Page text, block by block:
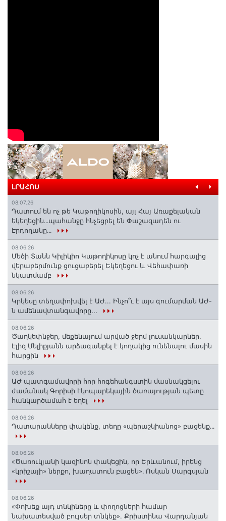
ԼՐԱՀՈՍ
08.07.26
Դատում են ոչ թե Կաթողիկոսին, այլ Հայ Առաքելական
եկեղեցին․․․պահանջը հնչեցրել են Փաշազադեն ու
Էրդողանը․․․
08.06.26
Մեծի Տանն Կիլիկիո Կաթողիկոսը կոչ է անում հարգալից
վերաբերմունք ցուցաբերել Եկեղեցու և Վեհափառի
նկատմամբ
08.06.26
Կրկեսը տեղափոխվել է ԱԺ... Ինչո՞ւ է այս գումարման ԱԺ-
ն ամենավտանգավորը...
08.06.26
Ծաղկեփնջեր, մեքենայում արված ջերմ լուսանկարներ.
Էլիզ Մելիքյանն արձագանքել է կողակից ունենալու մասին
հարցին
08.06.26
ԱԺ պատգամավորի հոր հոգեհանգստին մասնակցելու
ժամանակ Գորիսի էկոպարեկային ծառայության պետը
հանկարծամահ է եղել
08.06.26
Դատարանները փակենք, տեղը «պերաշկիանոց» բացենք․․․
08.06.26
«Ծառուկյանի կազինոն փակեցին, որ Երևանում, իրենց
«կրիշայի» ներքո, խաղատուն բացեն»․ Ոսկան Սարգսյան
08.06.26
«Փոխեք այդ տնկիները և փողոցների համար
նախատեսված բույսեր տնկեք». Քրիստինա Վարդանյան